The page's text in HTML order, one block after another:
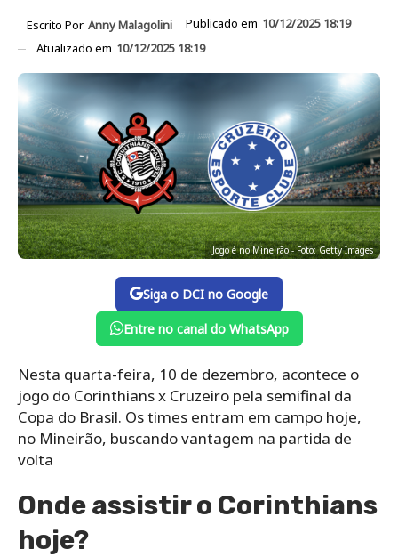
Escrito Por Anny Malagolini Publicado em 10/12/2025 18:19
Atualizado em 10/12/2025 18:19
Jogo é no Mineirão - Foto: Getty Images
Siga o DCI no Google
Entre no canal do WhatsApp
Nesta quarta-feira, 10 de dezembro, acontece o
jogo do Corinthians x Cruzeiro pela semifinal da
Copa do Brasil. Os times entram em campo hoje,
no Mineirão, buscando vantagem na partida de
volta
Onde assistir o Corinthians
hoje?